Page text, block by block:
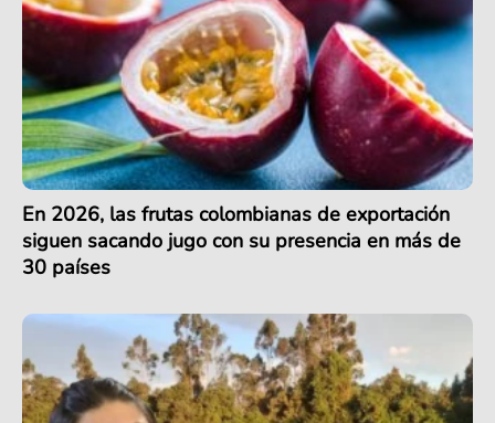
En 2026, las frutas colombianas de exportación
siguen sacando jugo con su presencia en más de
30 países